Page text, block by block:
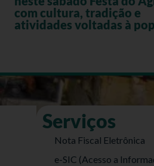
com cultura, tradição e
atividades voltadas à
Serviços
Nota Fiscal Eletrônica
e-SIC (Acesso a